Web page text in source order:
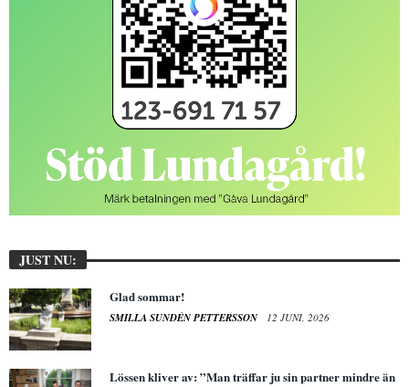
JUST NU:
Glad sommar!
SMILLA SUNDÉN PETTERSSON 12 JUNI, 2026
Lössen kliver av: ”Man träffar ju sin partner mindre än